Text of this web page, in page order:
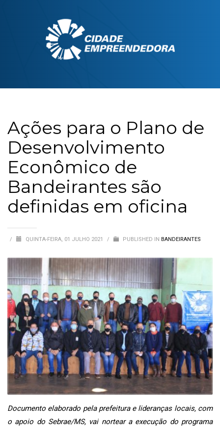
Ações para o Plano de
Desenvolvimento
Econômico de
Bandeirantes são
definidas em oficina
/ QUINTA-FEIRA, 01 JULHO 2021 / PUBLISHED IN BANDEIRANTES
Documento elaborado pela prefeitura e lideranças locais, com
o apoio do Sebrae/MS, vai nortear a execução do programa